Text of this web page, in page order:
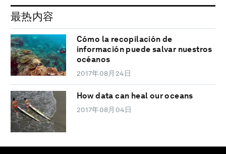
最热内容
Cómo la recopilación de
información puede salvar nuestros
océanos
2017年08月24日
How data can heal our oceans
2017年08月04日